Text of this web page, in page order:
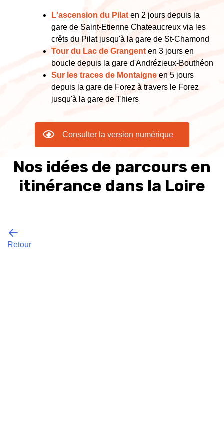
L'ascension du Pilat en 2 jours depuis la
gare de Saint-Etienne Chateaucreux via les
crêts du Pilat jusqu'à la gare de St-Chamond
Tour du Lac de Grangent en 3 jours en
boucle depuis la gare d'Andrézieux-Bouthéon
Sur les traces de Montaigne en 5 jours
depuis la gare de Forez à travers le Forez
jusqu'à la gare de Thiers
Consulter la version numérique
Nos idées de parcours en
itinérance dans la Loire
Retour